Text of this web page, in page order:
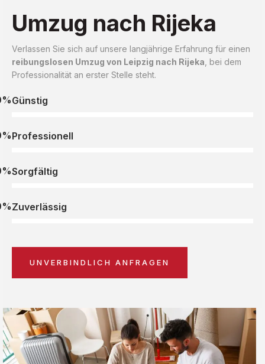
Umzug nach Rijeka
Verlassen Sie sich auf unsere langjährige Erfahrung für einen
reibungslosen Umzug von Leipzig nach Rijeka , bei dem
Professionalität an erster Stelle steht.
Günstig
Professionell
Sorgfältig
Zuverlässig
UNVERBINDLICH ANFRAGEN